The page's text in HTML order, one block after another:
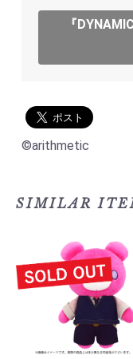
『
©arithmetic
SIMILAR